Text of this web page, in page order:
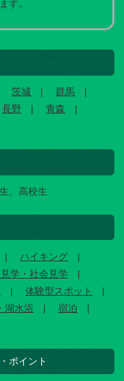
す。
茨城
群馬
長野
青森
、高校生
ハイキング
学・社会見学
体験型スポット
湖水浴
宿泊
ポイント